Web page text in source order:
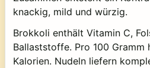
knackig, mild und würzig.
Brokkoli enthält Vitamin C,
Ballaststoffe. Pro 100 Gramm
Kalorien. Nudeln liefern